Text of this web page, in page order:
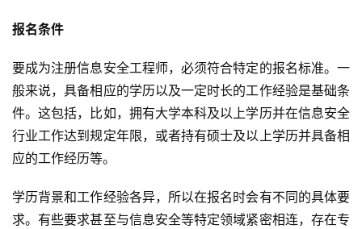
报名条件
要成为注册信息安全工程师，必须符合特定的报名标准。一
般来说，具备相应的学历以及一定时长的工作经验是基础条
件。这包括，比如，拥有大学本科及以上学历并在信息安全
行业工作达到规定年限，或者持有硕士及以上学历并具备相
应的工作经历等。
学历背景和工作经验各异，所以在报名时会有不同的具体要
求。有些要求甚至与信息安全等特定领域紧密相连，存在专